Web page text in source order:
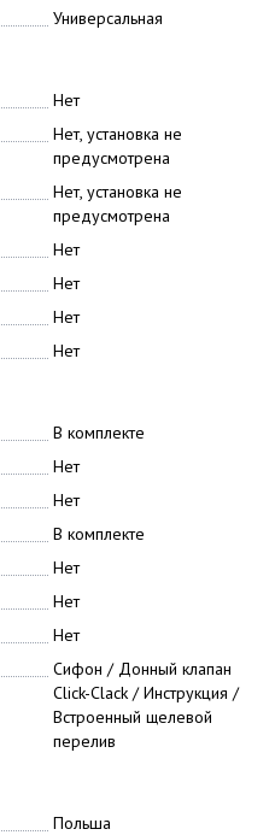
Универсальная
Нет
Нет, установка не
предусмотрена
Нет, установка не
предусмотрена
Нет
Нет
Нет
Нет
В комплекте
Нет
Нет
В комплекте
Нет
Нет
Нет
Сифон / Донный клапан
Click-Clack / Инструкция /
Встроенный щелевой
перелив
Польша